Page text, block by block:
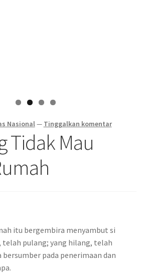
Nasional— Tinggalkan komentar
Tidak Mau
itu bergembira menyambut si
telah pulang; yang hilang, telah
bersumber pada penerimaan dan